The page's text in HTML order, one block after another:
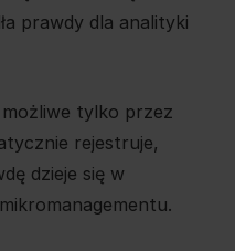
prawdy dla analityki
tylko przez
rejestruje,
dzieje się w